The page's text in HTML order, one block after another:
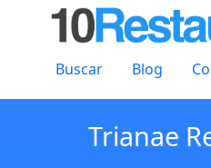
Buscar Blog
Trianae